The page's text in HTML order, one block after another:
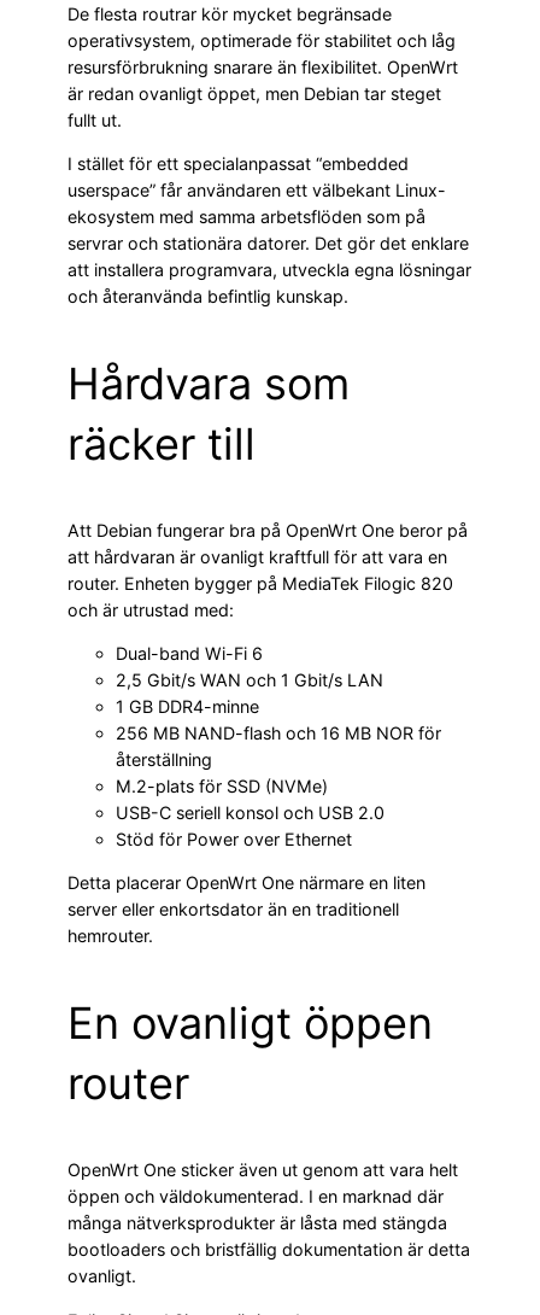
De flesta routrar kör mycket begränsade
operativsystem, optimerade för stabilitet och låg
resursförbrukning snarare än flexibilitet. OpenWrt
är redan ovanligt öppet, men Debian tar steget
fullt ut.
I stället för ett specialanpassat “embedded
userspace” får användaren ett välbekant Linux-
ekosystem med samma arbetsflöden som på
servrar och stationära datorer. Det gör det enklare
att installera programvara, utveckla egna lösningar
och återanvända befintlig kunskap.
Hårdvara som
räcker till
Att Debian fungerar bra på OpenWrt One beror på
att hårdvaran är ovanligt kraftfull för att vara en
router. Enheten bygger på MediaTek Filogic 820
och är utrustad med:
Dual-band Wi-Fi 6
2,5 Gbit/s WAN och 1 Gbit/s LAN
1 GB DDR4-minne
256 MB NAND-flash och 16 MB NOR för
återställning
M.2-plats för SSD (NVMe)
USB-C seriell konsol och USB 2.0
Stöd för Power over Ethernet
Detta placerar OpenWrt One närmare en liten
server eller enkortsdator än en traditionell
hemrouter.
En ovanligt öppen
router
OpenWrt One sticker även ut genom att vara helt
öppen och väldokumenterad. I en marknad där
många nätverksprodukter är låsta med stängda
bootloaders och bristfällig dokumentation är detta
ovanligt.